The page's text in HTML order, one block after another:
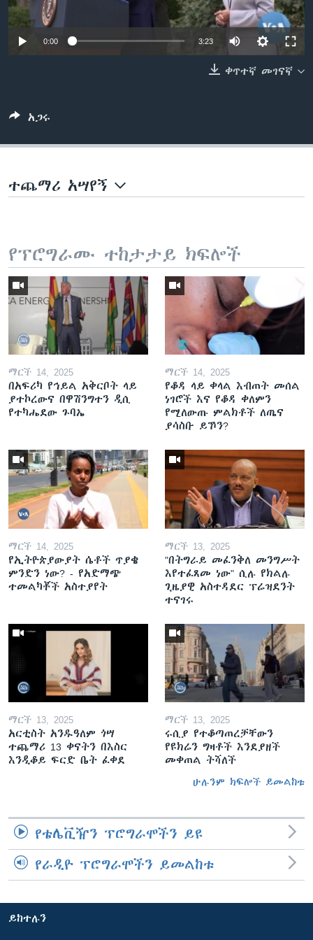
0:00 3:23
ቀጥተኛ መገናኛ
አጋሩ
ተጨማሪ አሣየኝ
የፕሮግራሙ ተከታታይ ክፍሎች
ማርች 14, 2025
በአፍሪካ የኅይል አቅርቦት ላይ
ያተኮረውና በዋሽንግተን ዲሲ
የተካሔደው ጉባኤ
ማርች 14, 2025
የቆዳ ላይ ቀላል እብጠት መሰል
ነገሮች እና የቆዳ ቀለምን
የሚለውጡ ምልክቶች ለጤና
ያሳስቡ ይኾን?
ማርች 14, 2025
የኢትዮጵያውያት ሴቶች ጥያቄ
ምንድን ነው? - የአድማጭ
ተመልካቾች አስተያየት
ማርች 13, 2025
"በትግራይ መፈንቅለ መንግሥት
እየተፈጸመ ነው" ሲሉ የክልሉ
ጊዜያዊ አስተዳደር ፕሬዝደንት
ተናገሩ
ማርች 13, 2025
አርቲስት አንዱዓለም ጎሣ
ተጨማሪ 13 ቀናትን በእስር
እንዲቆይ ፍርድ ቤት ፈቀደ
ማርች 13, 2025
ሩሲያ የተቆጣጠረቻቸውን
የዩክሬን ግዛቶች እንደያዘች
መቀጠል ትሻለች
ሁሉንም ክፍሎች ይመልከቱ
የቴሌቪዥን ፕሮግራሞችን ይዩ
የራዲዮ ፕሮግራሞችን ይመልከቱ
ይከተሉን